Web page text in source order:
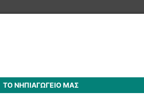
ΤΟ ΝΗΠΙΑΓΩΓΕΊΟ ΜΑΣ